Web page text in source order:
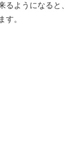
るようになると、
す。